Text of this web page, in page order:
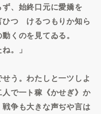
、始終口元に愛嬌を
つゞけるつもりか知ら
くのを見てゐる。
。」
せう。わたしと一ツしよ
で一ト稼《かせぎ》か
争も大きな声ぢや言は